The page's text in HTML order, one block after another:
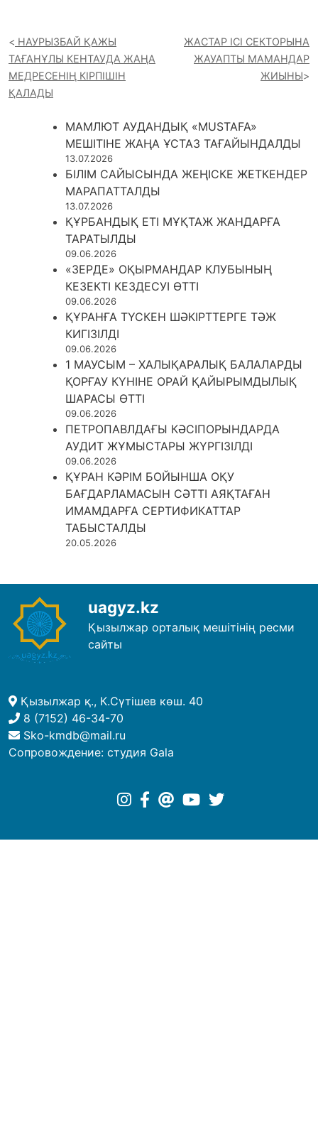
НАУРЫЗБАЙ ҚАЖЫ
ТАҒАНҰЛЫ КЕНТАУДА ЖАҢА
МЕДРЕСЕНІҢ КІРПІШІН
ҚАЛАДЫ
ЖАСТАР ІСІ СЕКТОРЫНА
ЖАУАПТЫ МАМАНДАР
ЖИЫНЫ
МАМЛЮТ АУДАНДЫҚ «MUSTAFA»
МЕШІТІНЕ ЖАҢА ҰСТАЗ ТАҒАЙЫНДАЛДЫ
13.07.2026
БІЛІМ САЙЫСЫНДА ЖЕҢІСКЕ ЖЕТКЕНДЕР
МАРАПАТТАЛДЫ
13.07.2026
ҚҰРБАНДЫҚ ЕТІ МҰҚТАЖ ЖАНДАРҒА
ТАРАТЫЛДЫ
09.06.2026
«ЗЕРДЕ» ОҚЫРМАНДАР КЛУБЫНЫҢ
КЕЗЕКТІ КЕЗДЕСУІ ӨТТІ
09.06.2026
ҚҰРАНҒА ТҮСКЕН ШӘКІРТТЕРГЕ ТӘЖ
КИГІЗІЛДІ
09.06.2026
1 МАУСЫМ – ХАЛЫҚАРАЛЫҚ БАЛАЛАРДЫ
ҚОРҒАУ КҮНІНЕ ОРАЙ ҚАЙЫРЫМДЫЛЫҚ
ШАРАСЫ ӨТТІ
09.06.2026
ПЕТРОПАВЛДАҒЫ КӘСІПОРЫНДАРДА
АУДИТ ЖҰМЫСТАРЫ ЖҮРГІЗІЛДІ
09.06.2026
ҚҰРАН КӘРІМ БОЙЫНША ОҚУ
БАҒДАРЛАМАСЫН СӘТТІ АЯҚТАҒАН
ИМАМДАРҒА СЕРТИФИКАТТАР
ТАБЫСТАЛДЫ
20.05.2026
uagyz.kz
Қызылжар орталық мешітінің ресми
сайты
Қызылжар қ., К.Сүтішев көш. 40
8 (7152) 46-34-70
Sko-kmdb@mail.ru
Сопровождение: студия Gala